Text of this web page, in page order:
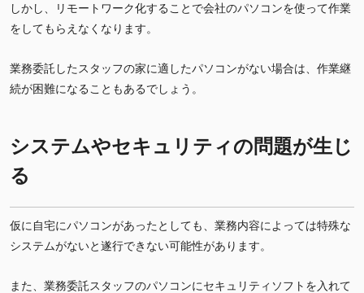
しかし、リモートワーク化することで会社のパソコンを使って作業
をしてもらえなくなります。
業務委託したスタッフの家に適したパソコンがない場合は、作業継
続が困難になることもあるでしょう。
システムやセキュリティの問題が生じ
る
仮に自宅にパソコンがあったとしても、業務内容によっては特殊な
システムがないと遂行できない可能性があります。
また、業務委託スタッフのパソコンにセキュリティソフトを入れて